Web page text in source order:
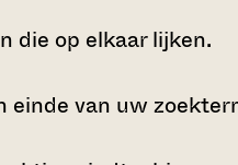
die op elkaar lijken.
einde van uw